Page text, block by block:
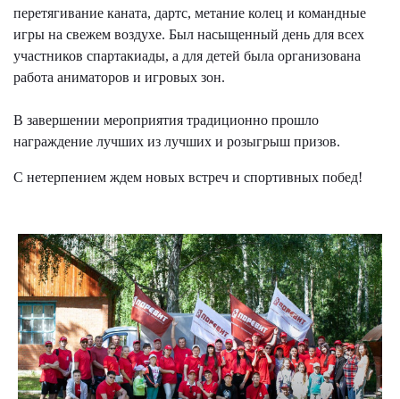
перетягивание каната, дартс, метание колец и командные
игры на свежем воздухе. Был насыщенный день для всех
участников спартакиады, а для детей была организована
работа аниматоров и игровых зон.
В завершении мероприятия традиционно прошло
награждение лучших из лучших и розыгрыш призов.
С нетерпением ждем новых встреч и спортивных побед!